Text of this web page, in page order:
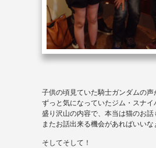
子供の頃見ていた騎士ガンダムの声
ずっと気になっていたジム・スナイ
盛り沢山の内容で、本当は猫のお話
またお話出来る機会があればいいな
そしてそして！